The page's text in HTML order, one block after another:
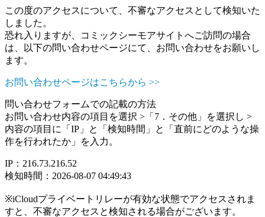
この度のアクセスについて、不審なアクセスとして検知いた
しました。
恐れ入りますが、コミックシーモアサイトへご訪問の場合
は、以下の問い合わせページにて、お問い合わせをお願いし
ます。
お問い合わせページはこちらから >>
問い合わせフォームでの記載の方法
お問い合わせ内容の項目を選択 >「7．その他」を選択し >
内容の項目に「IP」と「検知時間」と「直前にどのような操
作を行われたか」を入力。
IP：216.73.216.52
検知時間：2026-08-07 04:49:43
※iCloudプライベートリレーが有効な状態でアクセスされま
すと、不審なアクセスと検知される場合がございます。